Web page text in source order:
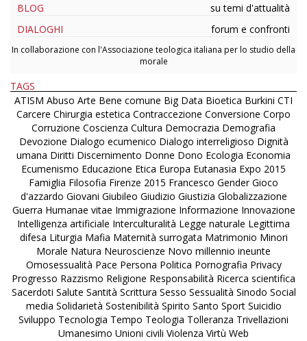
BLOG
su temi d'attualità
DIALOGHI
forum e confronti
In collaborazione con l'Associazione teologica italiana per lo studio della
morale
TAGS
ATISM Abuso Arte Bene comune Big Data Bioetica Burkini CTI
Carcere Chirurgia estetica Contraccezione Conversione Corpo
Corruzione Coscienza Cultura Democrazia Demografia
Devozione Dialogo ecumenico Dialogo interreligioso Dignità
umana Diritti Discernimento Donne Dono Ecologia Economia
Ecumenismo Educazione Etica Europa Eutanasia Expo 2015
Famiglia Filosofia Firenze 2015 Francesco Gender Gioco
d'azzardo Giovani Giubileo Giudizio Giustizia Globalizzazione
Guerra Humanae vitae Immigrazione Informazione Innovazione
Intelligenza artificiale Interculturalità Legge naturale Legittima
difesa Liturgia Mafia Maternità surrogata Matrimonio Minori
Morale Natura Neuroscienze Novo millennio ineunte
Omosessualità Pace Persona Politica Pornografia Privacy
Progresso Razzismo Religione Responsabilità Ricerca scientifica
Sacerdoti Salute Santità Scrittura Sesso Sessualità Sinodo Social
media Solidarietà Sostenibilità Spirito Santo Sport Suicidio
Sviluppo Tecnologia Tempo Teologia Tolleranza Trivellazioni
Umanesimo Unioni civili Violenza Virtù Web